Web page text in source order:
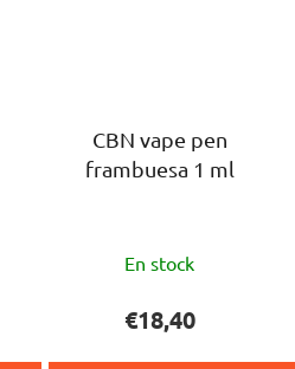
CBN vape pen
frambuesa 1 ml
valoración
media
del
En stock
€18,40